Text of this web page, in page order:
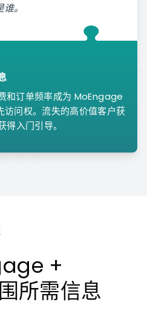
。
和订单频率成为 MoEngage
访问权。流失的高价值客户获
入门引导。
+
所需信息